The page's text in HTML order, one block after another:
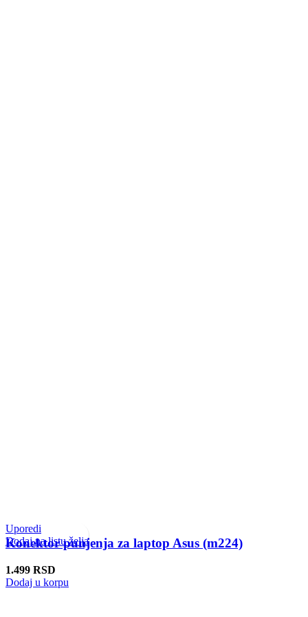
Uporedi
Dodaj na listu želja
Konektor punjenja za laptop Asus (m224)
1.499 RSD
Dodaj u korpu